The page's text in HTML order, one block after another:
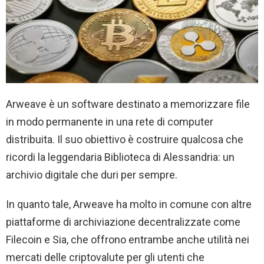
Arweave è un software destinato a memorizzare file
in modo permanente in una rete di computer
distribuita. Il suo obiettivo è costruire qualcosa che
ricordi la leggendaria Biblioteca di Alessandria: un
archivio digitale che duri per sempre.
In quanto tale, Arweave ha molto in comune con altre
piattaforme di archiviazione decentralizzate come
Filecoin e Sia, che offrono entrambe anche utilità nei
mercati delle criptovalute per gli utenti che